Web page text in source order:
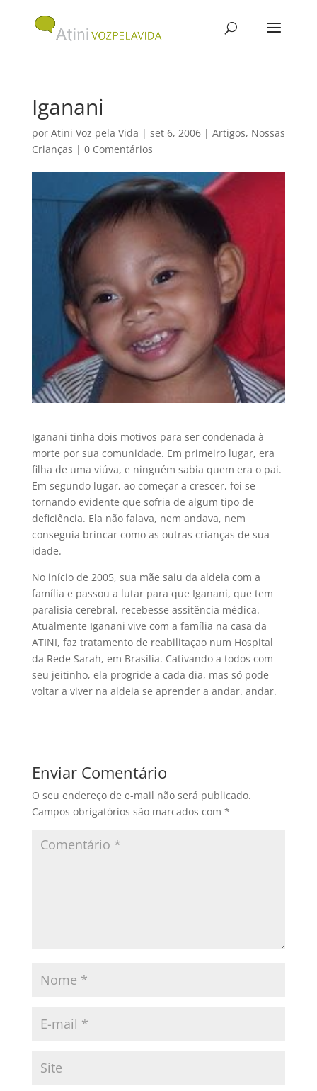
Iganani
por Atini Voz pela Vida | set 6, 2006| Artigos, Nossas
Crianças | 0 Comentários
Iganani tinha dois motivos para ser condenada à
morte por sua comunidade. Em primeiro lugar, era
filha de uma viúva, e ninguém sabia quem era o pai.
Em segundo lugar, ao começar a crescer, foi se
tornando evidente que sofria de algum tipo de
deficiência. Ela não falava, nem andava, nem
conseguia brincar como as outras crianças de sua
idade.
No início de 2005, sua mãe saiu da aldeia com a
família e passou a lutar para que Iganani, que tem
paralisia cerebral, recebesse assitência médica.
Atualmente Iganani vive com a família na casa da
ATINI, faz tratamento de reabilitaçao num Hospital
da Rede Sarah, em Brasília. Cativando a todos com
seu jeitinho, ela progride a cada dia, mas só pode
voltar a viver na aldeia se aprender a andar. andar.
Enviar Comentário
O seu endereço de e-mail não será publicado.
Campos obrigatórios são marcados com *